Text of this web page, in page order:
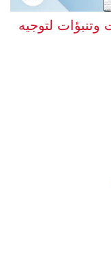
وتنبؤات لتوجيه